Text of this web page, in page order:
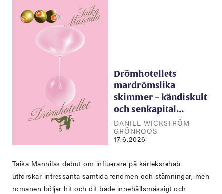
Drömhotellets
mardrömslika
skimmer – kändiskult
och senkapital…
DANIEL WICKSTRÖM
GRÖNROOS
17.6.2026
Taika Mannilas debut om influerare på kärleksrehab
utforskar intressanta samtida fenomen och stämningar, men
romanen böljar hit och dit både innehållsmässigt och